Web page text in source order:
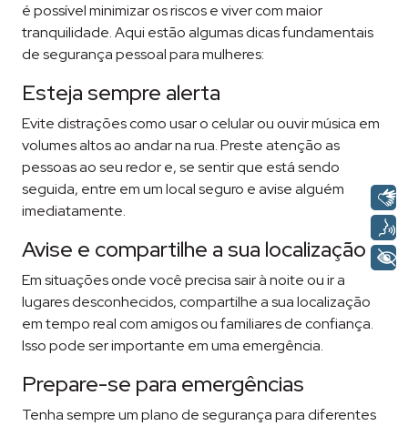
é possível minimizar os riscos e viver com maior
tranquilidade. Aqui estão algumas dicas fundamentais
de segurança pessoal para mulheres:
Esteja sempre alerta
Evite distrações como usar o celular ou ouvir música em
volumes altos ao andar na rua. Preste atenção as
pessoas ao seu redor e, se sentir que está sendo
seguida, entre em um local seguro e avise alguém
imediatamente​​.
Avise e compartilhe a sua localização
Em situações onde você precisa sair à noite ou ir a
lugares desconhecidos, compartilhe a sua localização
em tempo real com amigos ou familiares de confiança.
Isso pode ser importante em uma emergência​​​​.
Prepare-se para emergências
Tenha sempre um plano de segurança para diferentes